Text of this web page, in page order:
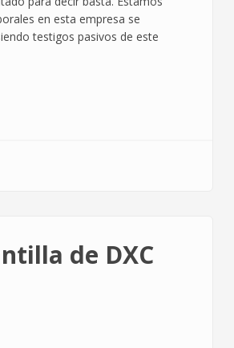
en esta empresa se
testigos pasivos de este
de DXC